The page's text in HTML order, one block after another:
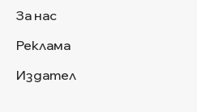
За нас
Реклама
Издател